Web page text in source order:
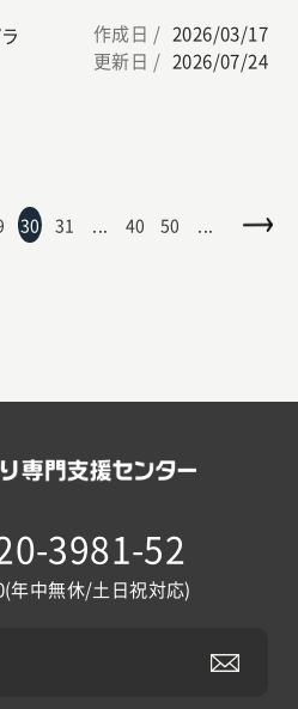
作成日 / 2026/03/17
更新日 / 2026/07/24
30 31 40 50
3981-52
年中無休/土日祝対応)